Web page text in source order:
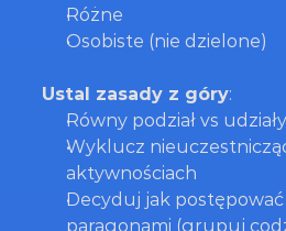
Różne
Osobiste (nie dzielone)
Ustal zasady z góry:
Równy podział vs
Wyklucz
aktywnościach
Decyduj jak postępować
paragonami (grupuj